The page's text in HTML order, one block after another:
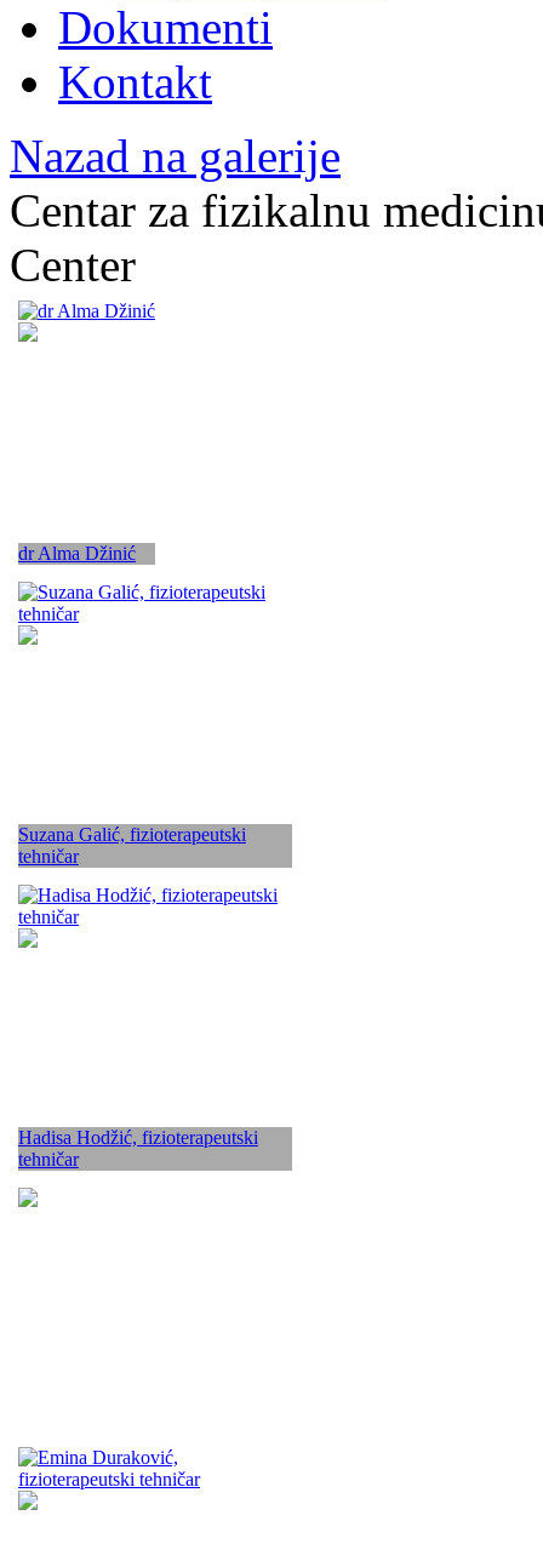
Dokumenti
Kontakt
Nazad na galerije
Centar za fizikalnu
Center
dr Alma Džinić
Suzana Galić, fizioterapeutski
tehničar
Hadisa Hodžić, fizioterapeutski
tehničar